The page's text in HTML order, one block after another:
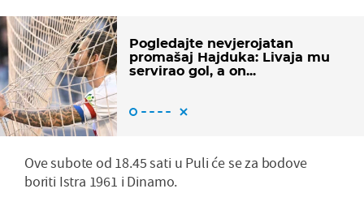
Pogledajte nevjerojatan
promašaj Hajduka: Livaja mu
servirao gol, a on...
Ove subote od 18.45 sati u Puli će se za bodove
boriti Istra 1961 i Dinamo.